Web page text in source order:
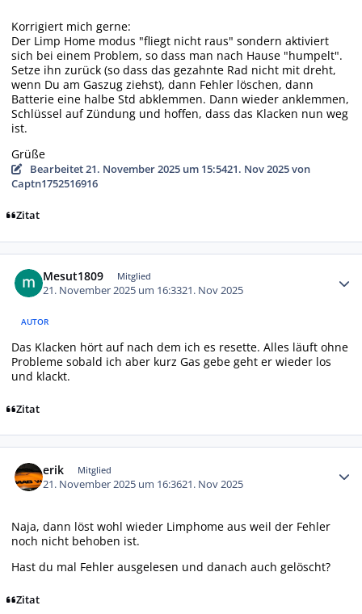
Korrigiert mich gerne:
Der Limp Home modus "fliegt nicht raus" sondern aktiviert
sich bei einem Problem, so dass man nach Hause "humpelt".
Setze ihn zurück (so dass das gezahnte Rad nicht mit dreht,
wenn Du am Gaszug ziehst), dann Fehler löschen, dann
Batterie eine halbe Std abklemmen. Dann wieder anklemmen,
Schlüssel auf Zündung und hoffen, dass das Klacken nun weg
ist.
Grüße
Bearbeitet21. November 2025 um 15:5421. Nov 2025von
Captn1752516916
Zitat
Mesut1809 Mitglied
21. November 2025 um 16:3321. Nov 2025
AUTOR
Das Klacken hört auf nach dem ich es resette. Alles läuft ohne
Probleme sobald ich aber kurz Gas gebe geht er wieder los
und klackt.
Zitat
erik Mitglied
21. November 2025 um 16:3621. Nov 2025
Naja, dann löst wohl wieder Limphome aus weil der Fehler
noch nicht behoben ist.
Hast du mal Fehler ausgelesen und danach auch gelöscht?
Zitat